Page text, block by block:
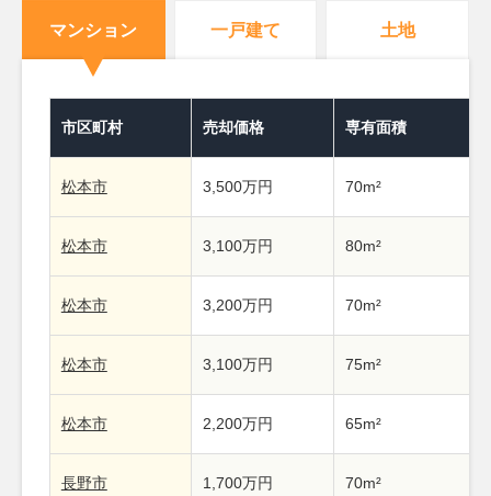
マンション 一戸建て 土地
市区町村 売却価格 専有面積
松本市 3,500万円 70m²
松本市 3,100万円 80m²
松本市 3,200万円 70m²
松本市 3,100万円 75m²
松本市 2,200万円 65m²
長野市 1,700万円 70m²